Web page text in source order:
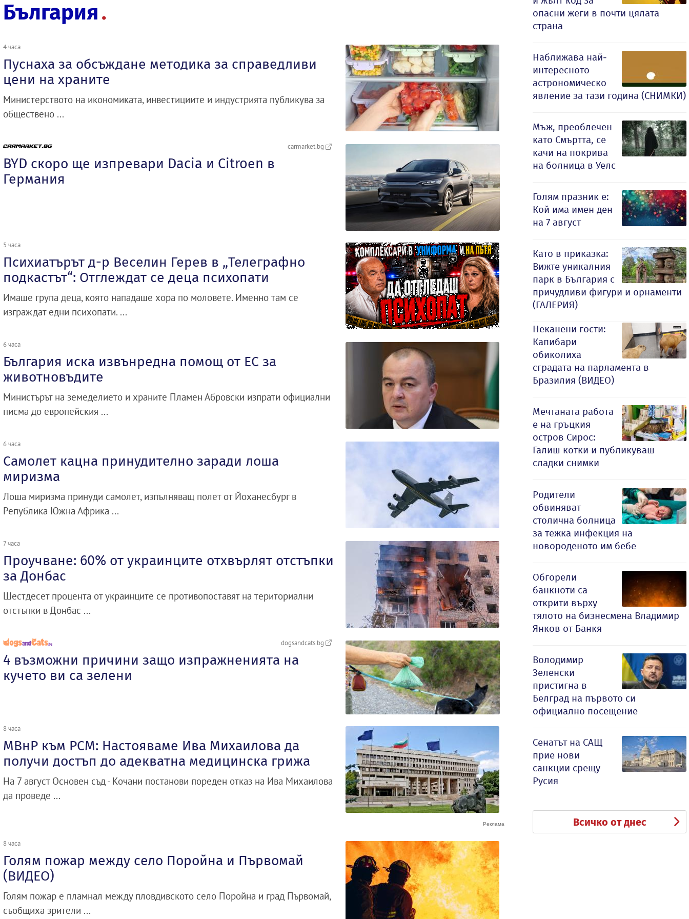
България
4 часа
Пуснаха за обсъждане методика за справедливи
цени на храните
Министерството на икономиката, инвестициите и индустрията публикува за
обществено ...
carmarket.bg
BYD скоро ще изпревари Dacia и Citroеn в
Германия
5 часа
Психиатърът д-р Веселин Герев в „Телеграфно
подкастът“: Отглеждат се деца психопати
Имаше група деца, която нападаше хора по моловете. Именно там се
изграждат едни психопати. ...
6 часа
България иска извънредна помощ от ЕС за
животновъдите
Министърът на земеделието и храните Пламен Абровски изпрати официални
писма до европейския ...
6 часа
Самолет кацна принудително заради лоша
миризма
Лоша миризма принуди самолет, изпълняващ полет от Йоханесбург в
Република Южна Африка ...
7 часа
Проучване: 60% от украинците отхвърлят отстъпки
за Донбас
Шестдесет процента от украинците се противопоставят на териториални
отстъпки в Донбас ...
dogsandcats.bg
4 възможни причини защо изпражненията на
кучето ви са зелени
8 часа
МВнР към РСМ: Настояваме Ива Михаилова да
получи достъп до адекватна медицинска грижа
На 7 август Основен съд - Кочани постанови пореден отказ на Ива Михаилова
да проведе ...
8 часа
Голям пожар между село Поройна и Първомай
(ВИДЕО)
Голям пожар е пламнал между пловдивското село Поройна и град Първомай,
съобщиха зрители ...
опасни жеги в почти цялата
страна
Наближава най-
интересното
астрономическо
явление за тази година (СНИМКИ)
Мъж, преоблечен
като Смъртта, се
качи на покрива
на болница в Уелс
Голям празник е:
Кой има имен ден
на 7 август
Като в приказка:
Вижте уникалния
парк в България с
причудливи фигури и орнаменти
(ГАЛЕРИЯ)
Неканени гости:
Капибари
обиколиха
сградата на парламента в
Бразилия (ВИДЕО)
Мечтаната работа
е на гръцкия
остров Сирос:
Галиш котки и публикуваш
сладки снимки
Родители
обвиняват
столична болница
за тежка инфекция на
новороденото им бебе
Обгорели
банкноти са
открити върху
тялото на бизнесмена Владимир
Янков от Банкя
Володимир
Зеленски
пристигна в
Белград на първото си
официално посещение
Сенатът на САЩ
прие нови
санкции срещу
Русия
Всичко от днес